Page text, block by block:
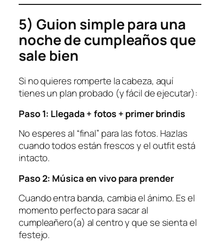
5) Guion simple para una
noche de cumpleaños que
sale bien
Si no quieres romperte la cabeza, aquí
tienes un plan probado (y fácil de ejecutar):
Paso 1: Llegada + fotos + primer brindis
No esperes al “final” para las fotos. Hazlas
cuando todos están frescos y el outfit está
intacto.
Paso 2: Música en vivo para prender
Cuando entra banda, cambia el ánimo. Es el
momento perfecto para sacar al
cumpleañero(a) al centro y que se sienta el
festejo.